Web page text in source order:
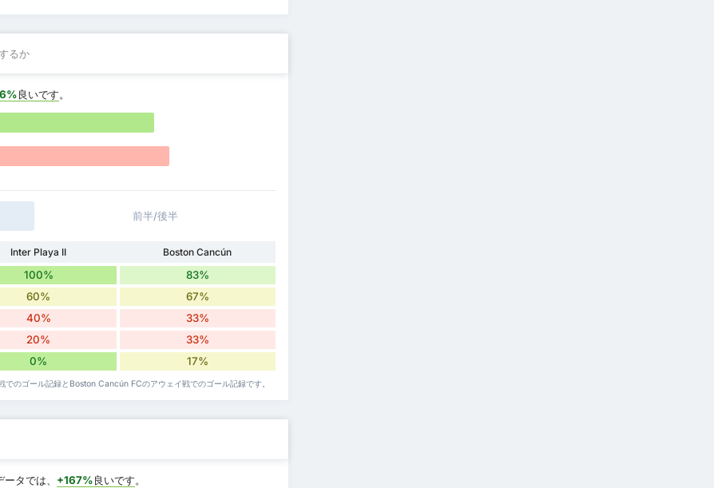
るか
良いです。
前半/後半
Inter Playa II
Boston Cancún
100% 83%
60% 67%
40% 33%
20% 33%
0% 17%
のゴール記録とBoston Cancún FCのアウェイ戦でのゴール記録です。
ータでは、 +167%良いです。